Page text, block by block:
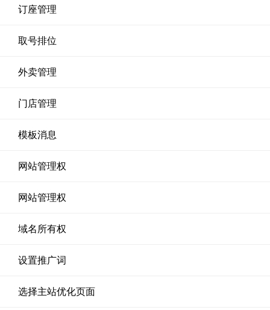
订座管理
取号排位
外卖管理
门店管理
模板消息
网站管理权
网站管理权
域名所有权
设置推广词
选择主站优化页面